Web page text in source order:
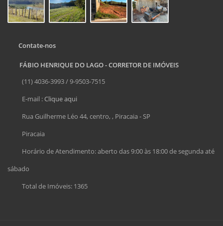
Contate-nos
FÁBIO HENRIQUE DO LAGO - CORRETOR DE IMÓVEIS
(11) 4036-3993 / 9-9503-7515
E-mail :Clique aqui
Rua Guilherme Léo 44, centro, , Piracaia - SP
Piracaia
Horário de Atendimento: aberto das 9:00 às 18:00 de segunda até
sábado
Total de Imóveis: 1365